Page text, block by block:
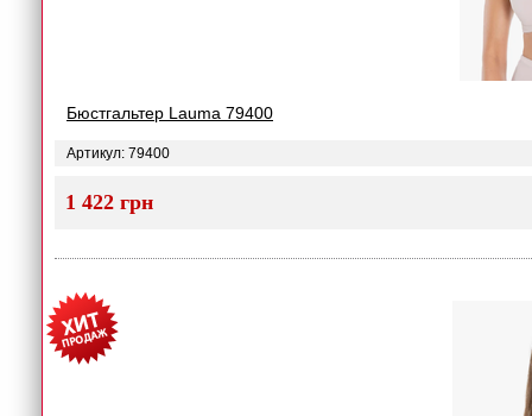
Бюстгальтер Lauma 79400
Артикул: 79400
1 422 грн